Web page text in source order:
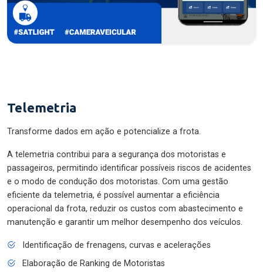
Telemetria
Transforme dados em ação e potencialize a frota.
A telemetria contribui para a segurança dos motoristas e
passageiros, permitindo identificar possíveis riscos de acidentes
e o modo de condução dos motoristas. Com uma gestão
eficiente da telemetria, é possível aumentar a eficiência
operacional da frota, reduzir os custos com abastecimento e
manutenção e garantir um melhor desempenho dos veículos.
Identificação de frenagens, curvas e acelerações
Elaboração de Ranking de Motoristas